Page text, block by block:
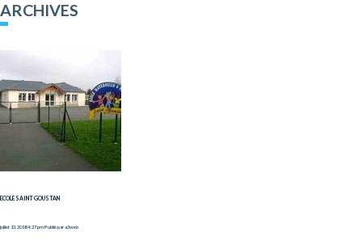
ARCHIVES
ECOLE SAINT GOUSTAN
juillet 13, 2018 4:27 pmPublié par a3web